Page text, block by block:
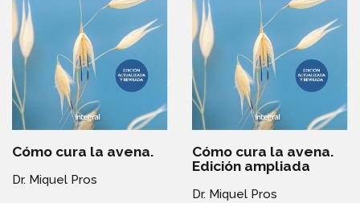
Cómo cura la avena.
Dr. Miquel Pros
Cómo cura la avena.
Edición ampliada
Dr. Miquel Pros